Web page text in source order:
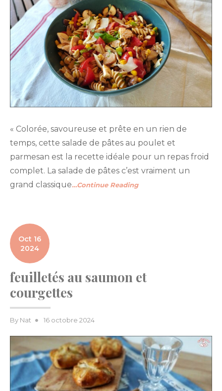
« Colorée, savoureuse et prête en un rien de
temps, cette salade de pâtes au poulet et
parmesan est la recette idéale pour un repas froid
complet. La salade de pâtes c’est vraiment un
grand classique…Continue Reading
Oct 16
2024
feuilletés au saumon et
courgettes
By Nat
Posted
16 octobre 2024